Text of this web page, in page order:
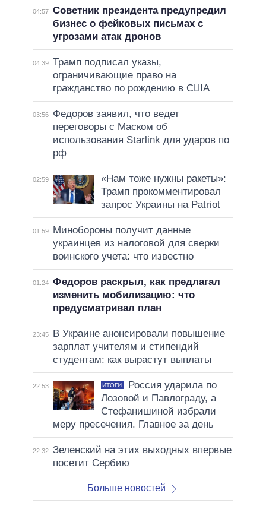
04:57 Советник президента предупредил
бизнес о фейковых письмах с
угрозами атак дронов
04:39 Трамп подписал указы,
ограничивающие право на
гражданство по рождению в США
03:56
Федоров заявил, что ведет
переговоры с Маском об
использования Starlink для ударов по
рф
02:59
«Нам тоже нужны ракеты»:
Трамп прокомментировал
запрос Украины на Patriot
01:59
Минобороны получит данные
украинцев из налоговой для сверки
воинского учета: что известно
01:24 Федоров раскрыл, как предлагал
изменить мобилизацию: что
предусматривал план
23:45
В Украине анонсировали повышение
зарплат учителям и стипендий
студентам: как вырастут выплаты
22:53 ИТОГИ
Россия ударила по
Лозовой и Павлограду, а
Стефанишиной избрали
меру пресечения. Главное за день
22:32 Зеленский на этих выходных впервые
посетит Сербию
Больше новостей